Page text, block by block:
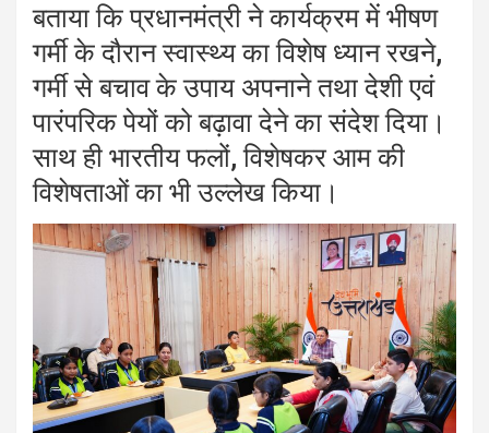
बताया कि प्रधानमंत्री ने कार्यक्रम में भीषण
गर्मी के दौरान स्वास्थ्य का विशेष ध्यान रखने,
गर्मी से बचाव के उपाय अपनाने तथा देशी एवं
पारंपरिक पेयों को बढ़ावा देने का संदेश दिया।
साथ ही भारतीय फलों, विशेषकर आम की
विशेषताओं का भी उल्लेख किया।